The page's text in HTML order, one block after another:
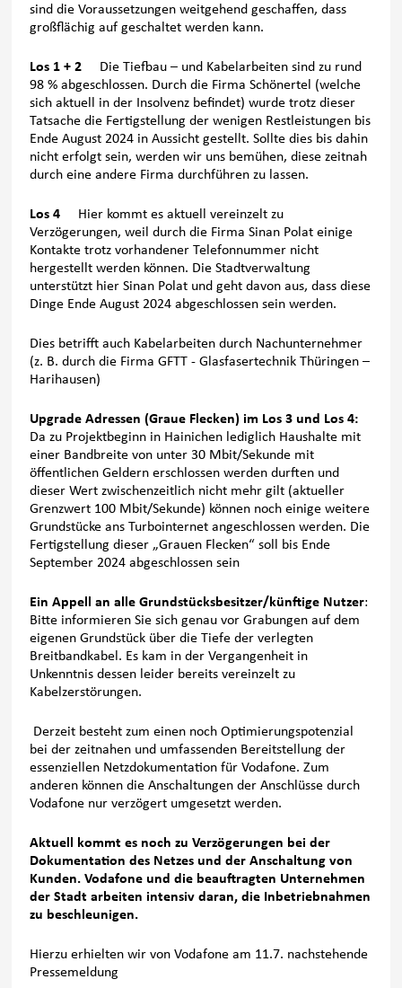
sind die Voraussetzungen weitgehend geschaffen, dass
großflächig auf geschaltet werden kann.
Los 1 + 2 Die Tiefbau – und Kabelarbeiten sind zu rund
98 % abgeschlossen. Durch die Firma Schönertel (welche
sich aktuell in der Insolvenz befindet) wurde trotz dieser
Tatsache die Fertigstellung der wenigen Restleistungen bis
Ende August 2024 in Aussicht gestellt. Sollte dies bis dahin
nicht erfolgt sein, werden wir uns bemühen, diese zeitnah
durch eine andere Firma durchführen zu lassen.
Los 4 Hier kommt es aktuell vereinzelt zu
Verzögerungen, weil durch die Firma Sinan Polat einige
Kontakte trotz vorhandener Telefonnummer nicht
hergestellt werden können. Die Stadtverwaltung
unterstützt hier Sinan Polat und geht davon aus, dass diese
Dinge Ende August 2024 abgeschlossen sein werden.
Dies betrifft auch Kabelarbeiten durch Nachunternehmer
(z. B. durch die Firma GFTT - Glasfasertechnik Thüringen –
Harihausen)
Upgrade Adressen (Graue Flecken) im Los 3 und Los 4:
Da zu Projektbeginn in Hainichen lediglich Haushalte mit
einer Bandbreite von unter 30 Mbit/Sekunde mit
öffentlichen Geldern erschlossen werden durften und
dieser Wert zwischenzeitlich nicht mehr gilt (aktueller
Grenzwert 100 Mbit/Sekunde) können noch einige weitere
Grundstücke ans Turbointernet angeschlossen werden. Die
Fertigstellung dieser „Grauen Flecken“ soll bis Ende
September 2024 abgeschlossen sein
Ein Appell an alle Grundstücksbesitzer/künftige Nutzer:
Bitte informieren Sie sich genau vor Grabungen auf dem
eigenen Grundstück über die Tiefe der verlegten
Breitbandkabel. Es kam in der Vergangenheit in
Unkenntnis dessen leider bereits vereinzelt zu
Kabelzerstörungen.
Derzeit besteht zum einen noch Optimierungspotenzial
bei der zeitnahen und umfassenden Bereitstellung der
essenziellen Netzdokumentation für Vodafone. Zum
anderen können die Anschaltungen der Anschlüsse durch
Vodafone nur verzögert umgesetzt werden.
Aktuell kommt es noch zu Verzögerungen bei der
Dokumentation des Netzes und der Anschaltung von
Kunden. Vodafone und die beauftragten Unternehmen
der Stadt arbeiten intensiv daran, die Inbetriebnahmen
zu beschleunigen.
Hierzu erhielten wir von Vodafone am 11.7. nachstehende
Pressemeldung